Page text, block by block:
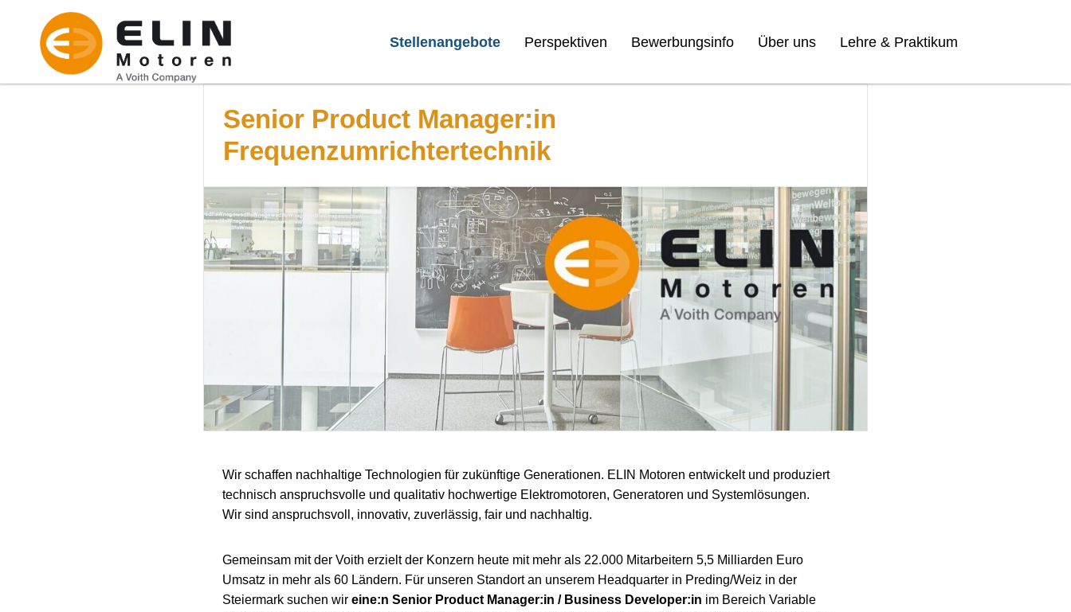
Stellenangebote Perspektiven Bewerbungsinfo Über uns Lehre & Praktikum
Senior Product Manager:in
Frequenzumrichtertechnik
Wir schaffen nachhaltige Technologien für zukünftige Generationen. ELIN Motoren entwickelt und produziert
technisch anspruchsvolle und qualitativ hochwertige Elektromotoren, Generatoren und Systemlösungen.
Wir sind anspruchsvoll, innovativ, zuverlässig, fair und nachhaltig.
Gemeinsam mit der Voith erzielt der Konzern heute mit mehr als 22.000 Mitarbeitern 5,5 Milliarden Euro
Umsatz in mehr als 60 Ländern. Für unseren Standort an unserem Headquarter in Preding/Weiz in der
Steiermark suchen wir eine:n Senior Product Manager:in / Business Developer:in im Bereich Variable